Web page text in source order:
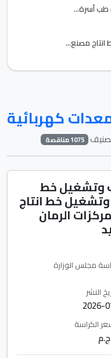
طب أسرة...
انتاج مصنع...
كهربائية
1075 مناقصة
وتشغيل خط
خط انتاج
الرمان
مجلس الوزارة
النشر
2026-
الكراسة